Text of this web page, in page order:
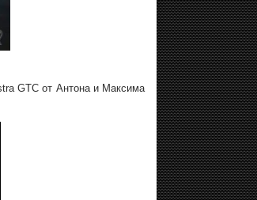
GTC от Антона и Максима